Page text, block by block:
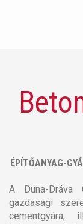
ÉPÍTŐANYAG-
A Duna-Dráva
gazdasági
cementgyára,